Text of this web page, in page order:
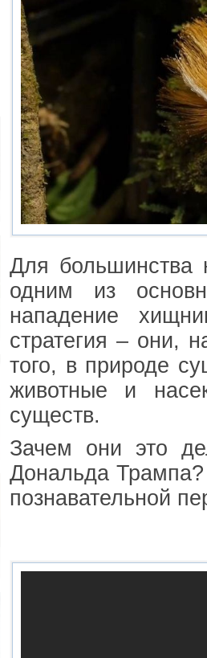
Для большинства
одним из
нападение
стратегия – они,
того, в природе
животные и
существ.
Зачем они это
Дональда
познавательной